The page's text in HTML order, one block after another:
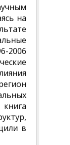
на
2006
в